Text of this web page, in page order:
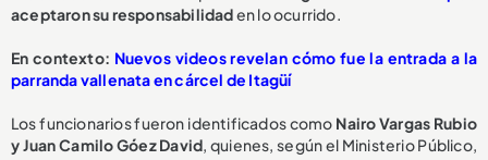
aceptaron su responsabilidaden lo ocurrido.
En contexto: Nuevos videos revelan cómo fue la entrada a la
parranda vallenata en cárcel de Itagüí
Los funcionarios fueron identificados como Nairo Vargas Rubio
y Juan Camilo Góez David, quienes, según el Ministerio Público,